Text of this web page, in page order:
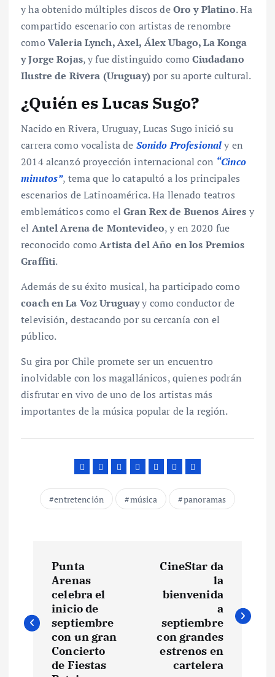
y ha obtenido múltiples discos deOro y Platino. Ha
compartido escenario con artistas de renombre
comoValeria Lynch, Axel, Álex Ubago, La Konga
y Jorge Rojas, y fue distinguido comoCiudadano
Ilustre de Rivera (Uruguay)por su aporte cultural.
¿Quién es Lucas Sugo?
Nacido en Rivera, Uruguay, Lucas Sugo inició su
carrera como vocalista de Sonido Profesionaly en
2014 alcanzó proyección internacional con “Cinco
minutos”, tema que lo catapultó a los principales
escenarios de Latinoamérica. Ha llenado teatros
emblemáticos como elGran Rex de Buenos Aires y
el Antel Arena de Montevideo, y en 2020 fue
reconocido comoArtista del Año en los Premios
Graffiti.
Además de su éxito musical, ha participado como
coach en La Voz Uruguayy como conductor de
televisión, destacando por su cercanía con el
público.
Su gira por Chile promete ser un encuentro
inolvidable con los magallánicos, quienes podrán
disfrutar en vivo de uno de los artistas más
importantes de la música popular de la región.
entretención música panoramas
v
Punta
Arenas
celebra el
inicio de
septiembre
con un gran
Concierto
de Fiestas
CineStar da
la
bienvenida
a
septiembre
con grandes
estrenos en
cartelera